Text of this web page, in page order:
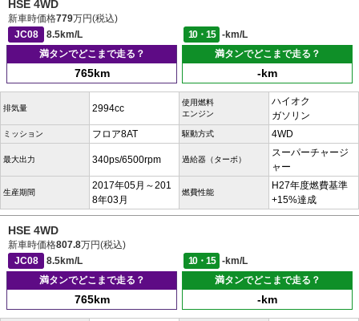
HSE 4WD
新車時価格779万円(税込)
JC08
8.5km/L 10・15
-km/L
満タンでどこまで走る？
765km
満タンでどこまで走る？
-km
排気量 2994cc
使用燃料
エンジン
ハイオク
ガソリン
ミッション フロア8AT 駆動方式 4WD
最大出力 340ps/6500rpm 過給器（ターボ）
スーパーチャージ
ャー
生産期間
2017年05月～201
8年03月
燃費性能
H27年度燃費基準
+15%達成
HSE 4WD
新車時価格807.8万円(税込)
JC08
8.5km/L 10・15
-km/L
満タンでどこまで走る？
765km
満タンでどこまで走る？
-km